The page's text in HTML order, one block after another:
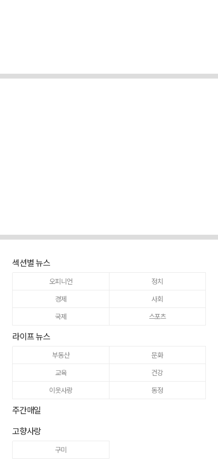
섹션별 뉴스
오피니언
정치
경제
사회
국제
스포츠
라이프 뉴스
부동산
문화
교육
건강
이웃사랑
동정
주간매일
고향사랑
구미